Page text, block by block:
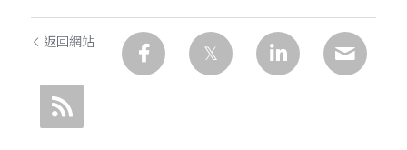
返回網站